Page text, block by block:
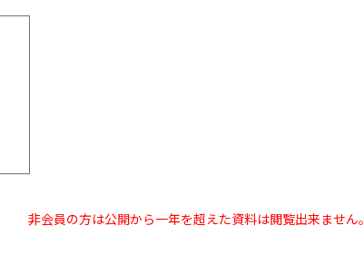
非会員の方は公開から一年を超えた資料は閲覧出来ません。